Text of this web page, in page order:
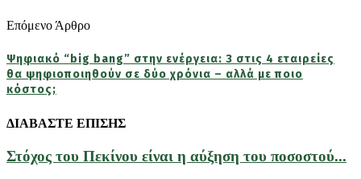
Επόμενο Άρθρο
Ψηφιακό “big bang” στην ενέργεια: 3 στις 4 εταιρείες
θα ψηφιοποιηθούν σε δύο χρόνια – αλλά με ποιο
κόστος;
ΔΙΑΒΑΣΤΕ ΕΠΙΣΗΣ
Στόχος του Πεκίνου είναι η αύξηση του ποσοστού...